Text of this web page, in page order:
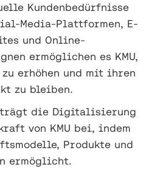
Kundenbedürfnisse
Media-Plattformen, E-
und Online-
ermöglichen es KMU,
erhöhen und mit ihren
zu bleiben.
trägt die Digitalisierung
von KMU bei, indem
Produkte und
ermöglicht.